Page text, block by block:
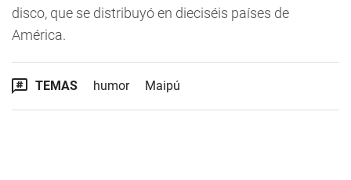
disco, que se distribuyó en dieciséis países de
América.
TEMAS humor Maipú